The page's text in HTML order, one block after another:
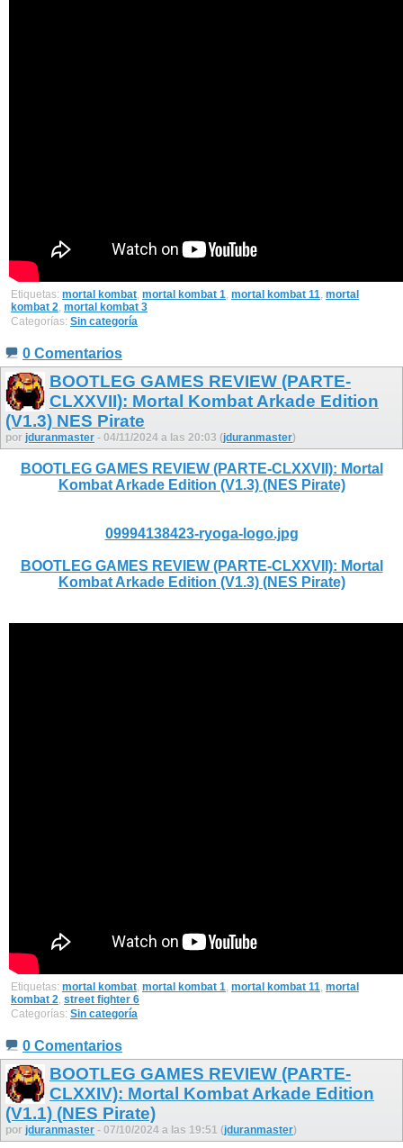
Etiquetas: mortal kombat, mortal kombat 1, mortal kombat 11, mortal
kombat 2, mortal kombat 3
Categorías: Sin categoría
0 Comentarios
BOOTLEG GAMES REVIEW (PARTE-
CLXXVII): Mortal Kombat Arkade Edition
(V1.3) NES Pirate
por jduranmaster - 04/11/2024 a las 20:03 (jduranmaster)
BOOTLEG GAMES REVIEW (PARTE-CLXXVII): Mortal
Kombat Arkade Edition (V1.3) (NES Pirate)
09994138423-ryoga-logo.jpg
BOOTLEG GAMES REVIEW (PARTE-CLXXVII): Mortal
Kombat Arkade Edition (V1.3) (NES Pirate)
Etiquetas: mortal kombat, mortal kombat 1, mortal kombat 11, mortal
kombat 2, street fighter 6
Categorías: Sin categoría
0 Comentarios
BOOTLEG GAMES REVIEW (PARTE-
CLXXIV): Mortal Kombat Arkade Edition
(V1.1) (NES Pirate)
por jduranmaster - 07/10/2024 a las 19:51 (jduranmaster)